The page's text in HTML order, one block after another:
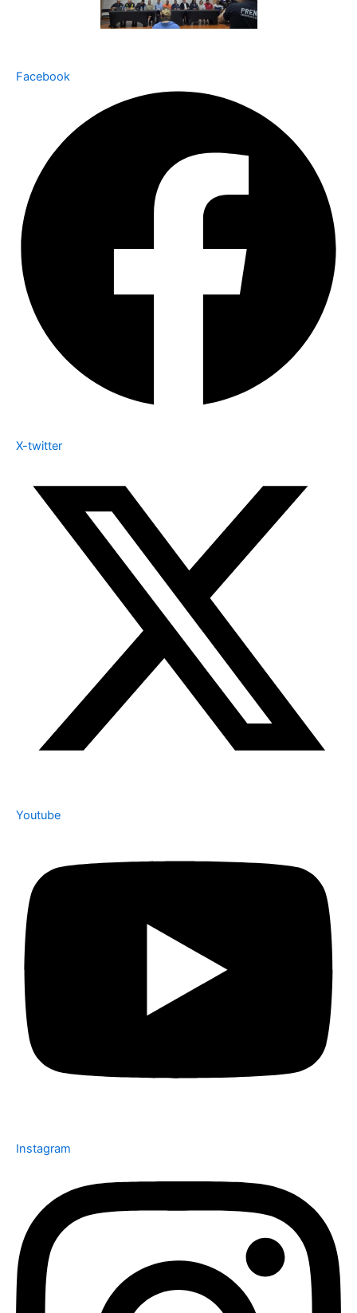
Facebook
X-twitter
Youtube
Instagram